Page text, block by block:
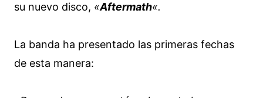
su nuevo disco, «Aftermath«.
La banda ha presentado las primeras fechas
de esta manera: